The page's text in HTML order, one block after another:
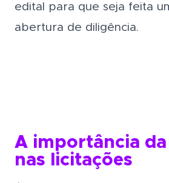
edital para que seja feita
abertura de diligência.
A importância
nas licitações